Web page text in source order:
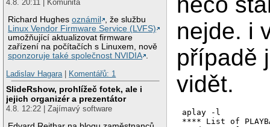
4.8. 20:11 | Komunita
Richard Hughesoznámil
, že službu
Linux Vendor Firmware Service (LVFS)
umožňující aktualizovat firmware
zařízení na počítačích s Linuxem, nově
sponzoruje také společnost NVIDIA .
Ladislav Hagara | Komentářů: 1
SlideRshow, prohlížeč fotek, ale i
jejich organizér a prezentátor
4.8. 12:22 | Zajímavý software
nejde. i
případě
vidět.
aplay -l
**** List of